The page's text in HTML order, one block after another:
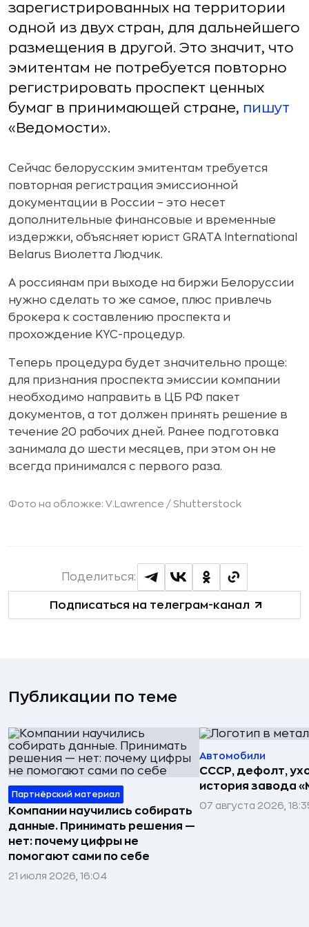
зарегистрированных на территории
одной из двух стран, для дальнейшего
размещения в другой. Это значит, что
эмитентам не потребуется повторно
регистрировать проспект ценных
бумаг в принимающей стране, пишут
«Ведомости».
Сейчас белорусским эмитентам требуется
повторная регистрация эмиссионной
документации в России – это несет
дополнительные финансовые и временные
издержки, объясняет юрист GRATA International
Belarus Виолетта Людчик.
А россиянам при выходе на биржи Белоруссии
нужно сделать то же самое, плюс привлечь
брокера к составлению проспекта и
прохождение KYC-процедур.
Теперь процедура будет значительно проще:
для признания проспекта эмиссии компании
необходимо направить в ЦБ РФ пакет
документов, а тот должен принять решение в
течение 20 рабочих дней. Ранее подготовка
занимала до шести месяцев, при этом он не
всегда принимался с первого раза.
Фото на обложке: V.Lawrence / Shutterstock
Подписаться на телеграм-канал
Поделиться:
Публикации по теме
Партнёрский материал
Компании научились собирать
данные. Принимать решения —
нет: почему цифры не
помогают сами по себе
21 июля 2026, 16:04
Автомобили
СССР, дефолт,
история завода
07 августа 2026,